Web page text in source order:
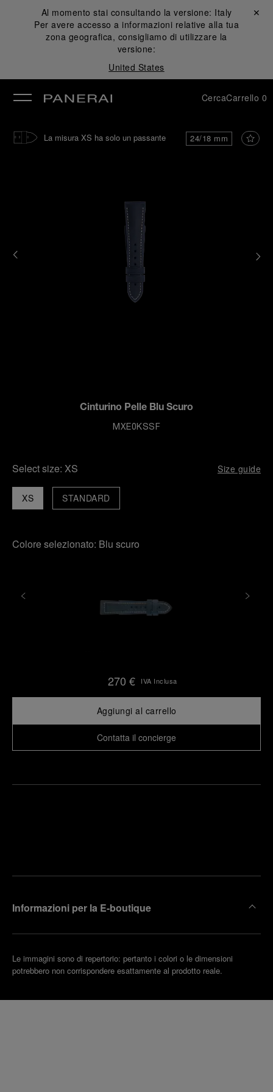
Al momento stai consultando la versione: Italy
Per avere accesso a informazioni relative alla tua
zona geografica, consigliamo di utilizzare la
versione:
United States
Chiudi ✕
CercaCarrello 0
24/18 mm
La misura XS ha solo un passante
Cinturino Pelle Blu Scuro
MXE0KSSF
Select size: XS Size guide
XS STANDARD
Colore selezionato: Blu scuro
270 € IVA Inclusa
Aggiungi al carrello
Contatta il concierge
Informazioni per la E-boutique
Le immagini sono di repertorio: pertanto i colori o le dimensioni
potrebbero non corrispondere esattamente al prodotto reale.